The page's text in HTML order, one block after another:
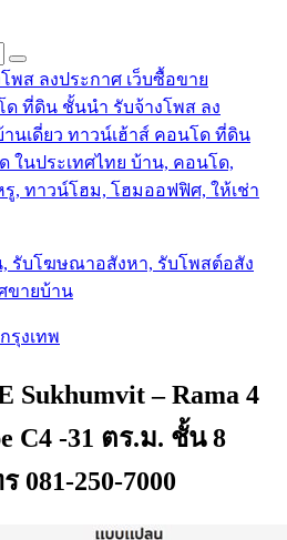
พส ลงประกาศ เว็บซื้อขาย
ด ที่ดิน ชั้นนำ รับจ้างโพส ลง
นเดี่ยว ทาวน์เฮ้าส์ คอนโด ที่ดิน
ในประเทศไทย บ้าน, คอนโด,
, ทาวน์โฮม, โฮมออฟฟิศ, ให้เช่า
รับโฆษณาอสังหา, รับโพสต์อสัง
ขายบ้าน
รุงเทพ
Sukhumvit – Rama 4
C4 -31 ตร.ม. ชั้น 8
081-250-7000